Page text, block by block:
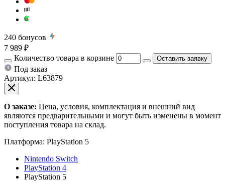
240 бонусов
7 989 ₽
Количество товара в корзине
Оставить заявку
Под заказ
Артикул: L63879
О заказе: Цена, условия, комплектация и внешний вид
являются предварительными и могут быть изменены в момент
поступления товара на склад.
Платформа: PlayStation 5
Nintendo Switch
PlayStation 4
PlayStation 5